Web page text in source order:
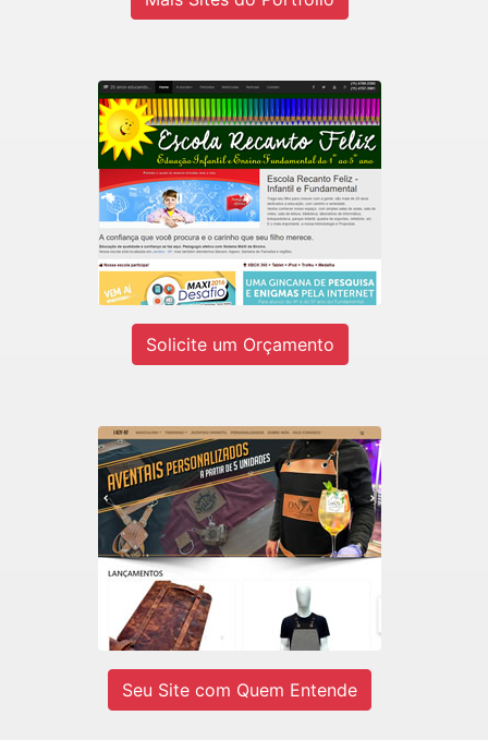
Recanto Escola
Escola de educação infantil do 1º ao
5º ano em Jandira-SP.
Ver site
Solicite um Orçamento
LADY-IV
E-commerce de Aventais Profissionais
Ver site
Seu Site com Quem Entende